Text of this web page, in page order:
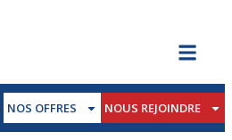
NOS OFFRES NOUS REJOINDRE